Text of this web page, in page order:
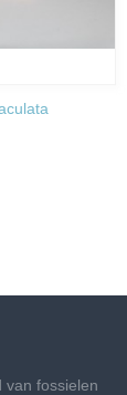
van fossielen